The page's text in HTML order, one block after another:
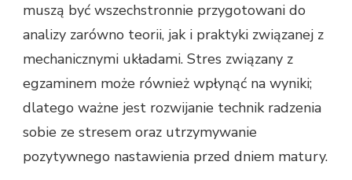
muszą być wszechstronnie przygotowani do
analizy zarówno teorii, jak i praktyki związanej z
mechanicznymi układami. Stres związany z
egzaminem może również wpłynąć na wyniki;
dlatego ważne jest rozwijanie technik radzenia
sobie ze stresem oraz utrzymywanie
pozytywnego nastawienia przed dniem matury.